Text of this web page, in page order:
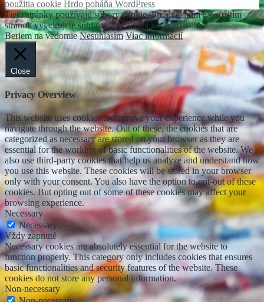
článku
použitia cookie Hrdo poháňa WordPress
Tieto stránky používajú súbory cookie. Prehliadaním a použitím
stránok vyjadrujete súhlas s pravidlami ich používania.
Beriem na vedomie Nesúhlasím Viac informácií
Close
Privacy Overview
This website uses cookies to improve your experience while you
navigate through the website. Out of these, the cookies that are
categorized as necessary are stored on your browser as they are
essential for the working of basic functionalities of the website. We
also use third-party cookies that help us analyze and understand how
you use this website. These cookies will be stored in your browser
only with your consent. You also have the option to opt-out of these
cookies. But opting out of some of these cookies may affect your
browsing experience.
Necessary
Necessary
Vždy zapnuté
Necessary cookies are absolutely essential for the website to
function properly. This category only includes cookies that ensures
basic functionalities and security features of the website. These
cookies do not store any personal information.
Non-necessary